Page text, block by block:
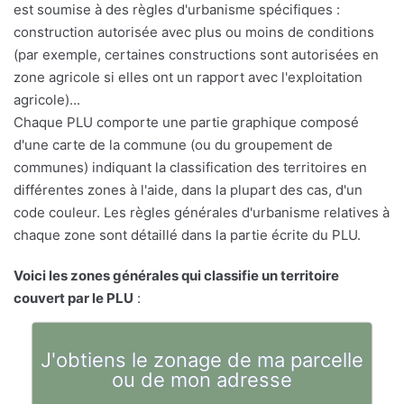
est soumise à des règles d'urbanisme spécifiques :
construction autorisée avec plus ou moins de conditions
(par exemple, certaines constructions sont autorisées en
zone agricole si elles ont un rapport avec l'exploitation
agricole)...
Chaque PLU comporte une partie graphique composé
d'une carte de la commune (ou du groupement de
communes) indiquant la classification des territoires en
différentes zones à l'aide, dans la plupart des cas, d'un
code couleur. Les règles générales d'urbanisme relatives à
chaque zone sont détaillé dans la partie écrite du PLU.
Voici les zones générales qui classifie un territoire
couvert par le PLU :
J'obtiens le zonage de ma parcelle
ou de mon adresse